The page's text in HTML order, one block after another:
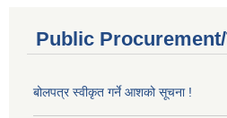
Public
बोलपत्र स्वीकृत गर्ने आशको सूचना !